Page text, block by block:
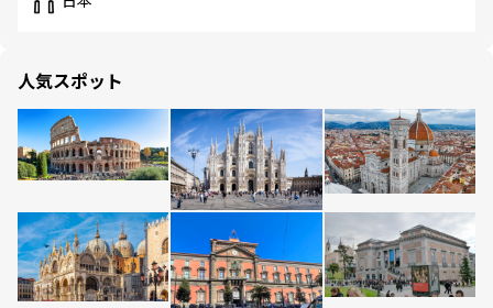
人気スポット